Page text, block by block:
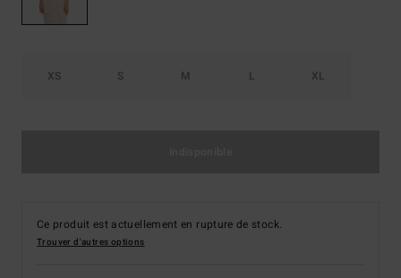
XS S M L XL
Ce produit est actuellement en rupture de stock.
Trouver d'autres options